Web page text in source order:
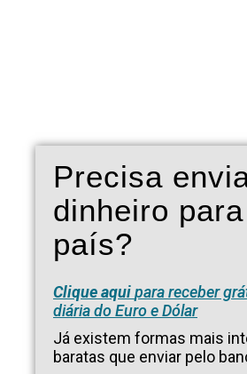
Precisa
dinheiro
país?
Clique aquipara receber
diária do Euro e Dólar
Já existem formas mais
baratas que enviar pelo